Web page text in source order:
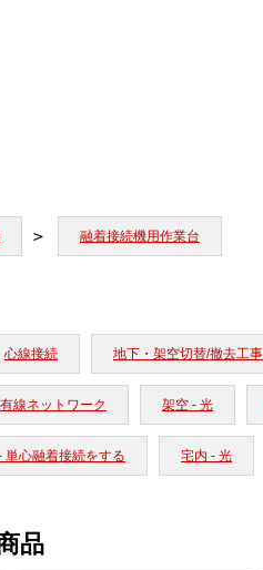
融着接続機用作業台
心線接続 地下・架空切替/撤去工事
有線ネットワーク 架空 - 光
単心融着接続をする 宅内 - 光
品